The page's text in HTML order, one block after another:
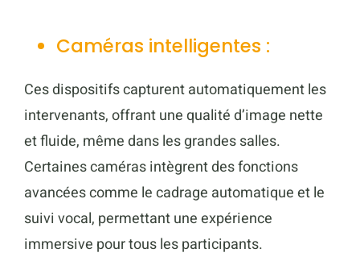
Caméras intelligentes :
Ces dispositifs capturent automatiquement les
intervenants, offrant une qualité d’image nette
et fluide, même dans les grandes salles.
Certaines caméras intègrent des fonctions
avancées comme le cadrage automatique et le
suivi vocal, permettant une expérience
immersive pour tous les participants.